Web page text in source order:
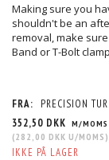
Making sure you
shouldn't be an
removal, make
Band or T-Bolt
FRA:
PRECISION
352,50 DKK M/MOMS
(282,00 DKK U/MOMS )
IKKE PÅ LAGER